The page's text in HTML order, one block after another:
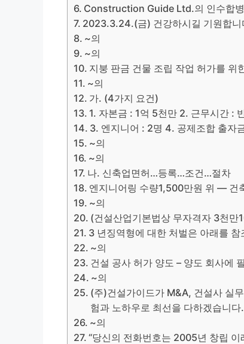
Construction Guide Ltd.의 인수합병
2023.3.24.(금) 건강하시길 기원합니
~의
~의
지붕 판금 건물 조립 작업 허가를
~의
가. (4가지 요건)
1. 자본금 : 1억 5천만 2. 근무시간 :
3. 엔지니어 : 2명 4. 공제조합 출자
~의
~의
나. 신축업면허…등록…조건…절차
엔지니어링 수량1,500만원 위 — 건
~의
(건설산업기본법상 무자격자 3천만
3 년징역형에 대한 처벌은 아래를 참
~의
건설 공사 허가 양도 – 양도 회사에
~의
(주)건설가이드가 M&A, 건설사 실
험과 노하우로 최선을 다하겠습니다.
~의
“당신의 전화번호는 2005년 창립